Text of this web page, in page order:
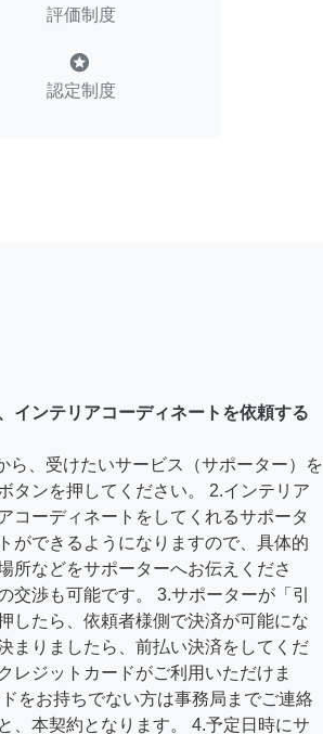
評価制度
stars
認定制度
インテリアコーディネートを依頼する
ら、受けたいサービス（サポーター）を
タンを押してください。 2.インテリア
コーディネートをしてくれるサポータ
ができるようになりますので、具体的
所などをサポーターへお伝えくださ
交渉も可能です。 3.サポーターが「引
したら、依頼者様側で決済が可能にな
まりましたら、前払い決済をしてくだ
レジットカードがご利用いただけま
をお持ちでない方は事務局までご連絡
、本契約となります。 4.予定日時にサ